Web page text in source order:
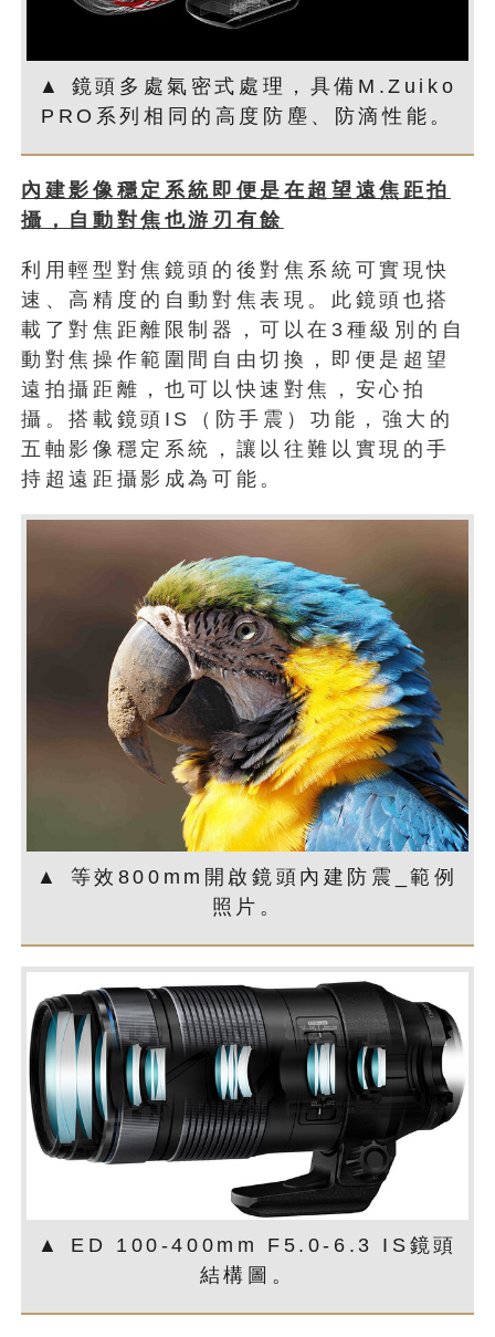
▲ 鏡頭多處氣密式處理，具備M.Zuiko
PRO系列相同的高度防塵、防滴性能。
內建影像穩定系統即便是在超望遠焦距拍
攝，自動對焦也游刃有餘
利用輕型對焦鏡頭的後對焦系統可實現快
速、高精度的自動對焦表現。此鏡頭也搭
載了對焦距離限制器，可以在3種級別的自
動對焦操作範圍間自由切換，即便是超望
遠拍攝距離，也可以快速對焦，安心拍
攝。搭載鏡頭IS（防手震）功能，強大的
五軸影像穩定系統，讓以往難以實現的手
持超遠距攝影成為可能。
▲ 等效800mm開啟鏡頭內建防震_範例
照片。
▲ ED 100-400mm F5.0-6.3 IS鏡頭
結構圖。